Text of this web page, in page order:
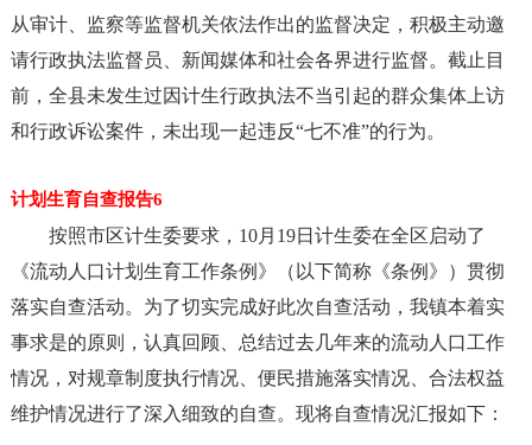
从审计、监察等监督机关依法作出的监督决定，积极主动邀
请行政执法监督员、新闻媒体和社会各界进行监督。截止目
前，全县未发生过因计生行政执法不当引起的群众集体上访
和行政诉讼案件，未出现一起违反“七不准”的行为。
计划生育自查报告6
按照市区计生委要求，10月19日计生委在全区启动了
《流动人口计划生育工作条例》（以下简称《条例》）贯彻
落实自查活动。为了切实完成好此次自查活动，我镇本着实
事求是的原则，认真回顾、总结过去几年来的流动人口工作
情况，对规章制度执行情况、便民措施落实情况、合法权益
维护情况进行了深入细致的自查。现将自查情况汇报如下：